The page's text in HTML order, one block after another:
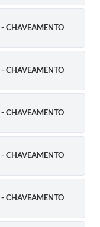
CHAVEAMENTO
CHAVEAMENTO
CHAVEAMENTO
CHAVEAMENTO
CHAVEAMENTO